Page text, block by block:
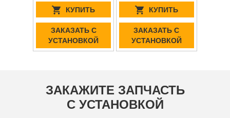
КУПИТЬ
ЗАКАЗАТЬ С
УСТАНОВКОЙ
КУПИТЬ
ЗАКАЗАТЬ С
УСТАНОВКОЙ
ЗАКАЖИТЕ ЗАПЧАСТЬ
С УСТАНОВКОЙ